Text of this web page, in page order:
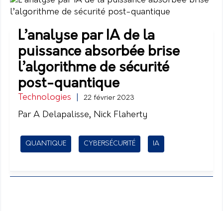
L’analyse par IA de la
puissance absorbée brise
l’algorithme de sécurité
post-quantique
Technologies 22 février 2023
Par A Delapalisse, Nick Flaherty
QUANTIQUE CYBERSÉCURITÉ IA